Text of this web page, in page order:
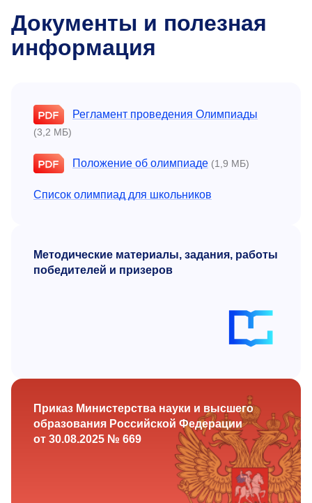
Документы и полезная
информация
Регламент проведения Олимпиады
(3,2 МБ)
Положение об олимпиаде (1,9 МБ)
Список олимпиад для школьников
Методические материалы, задания, работы
победителей и призеров
Приказ Министерства науки и высшего
образования Российской Федерации
от 30.08.2025 № 669